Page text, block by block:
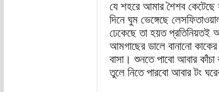
যে শহরে আমার শৈশব কেটেছে
দিনে ঘুম ভেঙ্গেছে
ঢেকেছে তা হয়ত প্রতিনিয়তই
আমগাছের ডালে বানানো
বাসা। শুনতে পাবো আবার কাঁচা
তুলে নিতে পারবো আবার টং